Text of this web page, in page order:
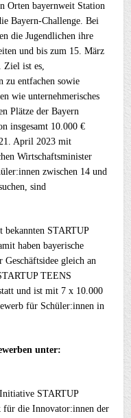
Orten bayernweit Station
Bayern-Challenge. Bei
die Jugendlichen ihre
und bis zum 15. März
Ziel ist es,
zu entfachen sowie
wie unternehmerisches
Plätze der Bayern
insgesamt 10.000 €
April 2023 mit
Wirtschaftsminister
zwischen 14 und
sind
bekannten STARTUP
haben bayerische
gleich an
TEENS
und ist mit 7 x 10.000
für Schüler:innen in
unter:
STARTUP
für die Innovator:innen der